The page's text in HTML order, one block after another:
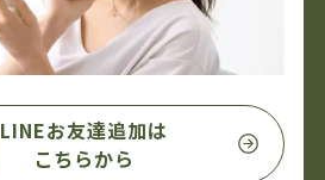
LINEお友達追加は
こちらから